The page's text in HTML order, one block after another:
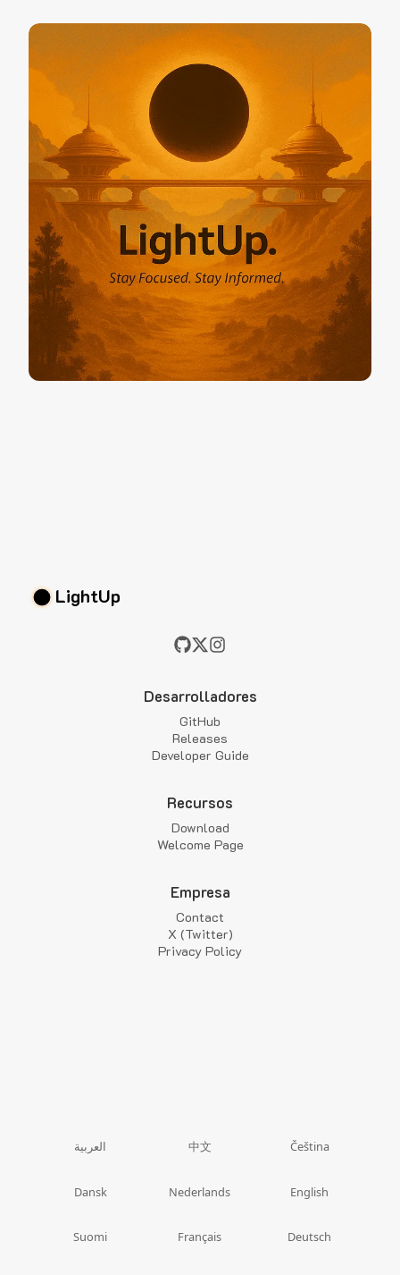
LightUp
Desarrolladores
GitHub
Releases
Developer Guide
Recursos
Download
Welcome Page
Empresa
Contact
X (Twitter)
Privacy Policy
العربية 中文 Čeština
Dansk Nederlands English
Suomi Français Deutsch